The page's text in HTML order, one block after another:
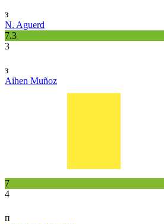
з
N. Aguerd
7.3
3
з
Aihen Muñoz
7
4
п